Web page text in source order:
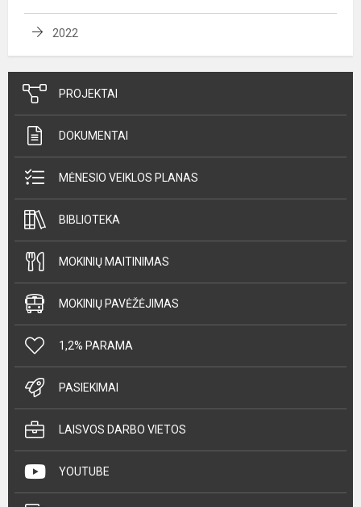
2022
PROJEKTAI
DOKUMENTAI
MĖNESIO VEIKLOS PLANAS
BIBLIOTEKA
MOKINIŲ MAITINIMAS
MOKINIŲ PAVĖŽĖJIMAS
1,2% PARAMA
PASIEKIMAI
LAISVOS DARBO VIETOS
YOUTUBE